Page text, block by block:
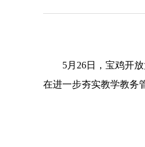
5月26日，宝鸡开
在进一步夯实教学教务